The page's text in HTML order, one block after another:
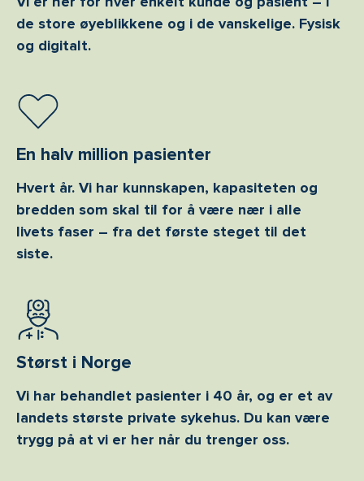
de store øyeblikkene og i de vanskelige. Fysisk
og digitalt.
En halv million pasienter
Hvert år. Vi har kunnskapen, kapasiteten og
bredden som skal til for å være nær i alle
livets faser – fra det første steget til det
siste.
Størst i Norge
Vi har behandlet pasienter i 40 år, og er et av
landets største private sykehus. Du kan være
trygg på at vi er her når du trenger oss.